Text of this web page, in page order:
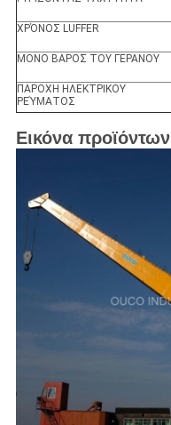
ΧΡΌΝΟΣ LUFFER
ΜΟΝΟ ΒΑΡΟΣ ΤΟΥ ΓΕΡΑΝΟΥ
ΠΑΡΟΧΗ ΗΛΕΚΤΡΙΚΟΥ
ΡΕΎΜΑΤΟΣ
Εικόνα προϊόντων